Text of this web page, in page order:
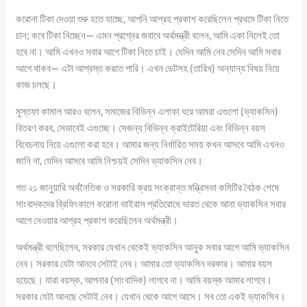
করোনা টিকা দেওয়া শুরু হতে যাচ্ছে, আপনি আগ্রহ প্রকাশ করেছিলেন প্রথমে টিকা নিতে
চান; কবে টিকা নিচ্ছেন— এমন প্রশ্নের জবাবে অর্থমন্ত্রী বলেন, আমি একা নিলেই তো
হবে না। আমি এখনও সবার আগে টিকা নিতে চাই। যেদিন আমি নেব সেদিন আমি সবার
আগে থাকব— এটা আশ্বস্ত করতে পারি। এখন ডেটসহ (তারিখ) অন্যান্য বিষয় নিয়ে
কাজ চলছে।
মুস্তফা কামাল আরও বলেন, সমাজের বিভিন্ন এলাকা ধরে আমরা এগুলো (ভ্যাকসিন)
বিতরণ করব, সেভাবেই এগুচ্ছে। সেজন্য বিভিন্ন ক্রাইটেরিয়া এবং বিভিন্ন বয়স
বিবেচনায় নিয়ে এগুলো করা হবে। আমার জন্য নির্ধারিত সময় কখন আসবে আমি এখনও
জানি না, যেদিন আসবে আমি নিশ্চয়ই সেদিন ভ্যাকসিন নেব।
গত ২১ জানুয়ারি অর্থনৈতিক ও সরকারি ক্রয় সংক্রান্ত মন্ত্রিসভা কমিটির বৈঠক শেষে
সাংবাদকদের ব্রিফিংকালে করোনা ভাইরাস প্রতিরোধে ভারত থেকে আনা ভ্যাকসিন সবার
আগে নেওয়ার আগ্রহ প্রকাশ করেছিলেন অর্থমন্ত্রী।
অর্থমন্ত্রী বলেছিলেন, সরকার যেখান থেকেই ভ্যাকসিন আনুক সবার আগে আমি ভ্যাকসিন
নেব। সরকার যেটা আনবে সেটাই নেব। আমার তো ভ্যাকসিন দরকার। আমার বয়স
হয়েছে। যারা বয়স্ক, আপনার (সাংবাদিক) লাগবে না। আমি বয়স্ক আমার লাগবে।
সরকার যেটা আনছে সেটাই নেব। যেখান থেকে আগে আসে। সব তো একই ভ্যাকসিন।